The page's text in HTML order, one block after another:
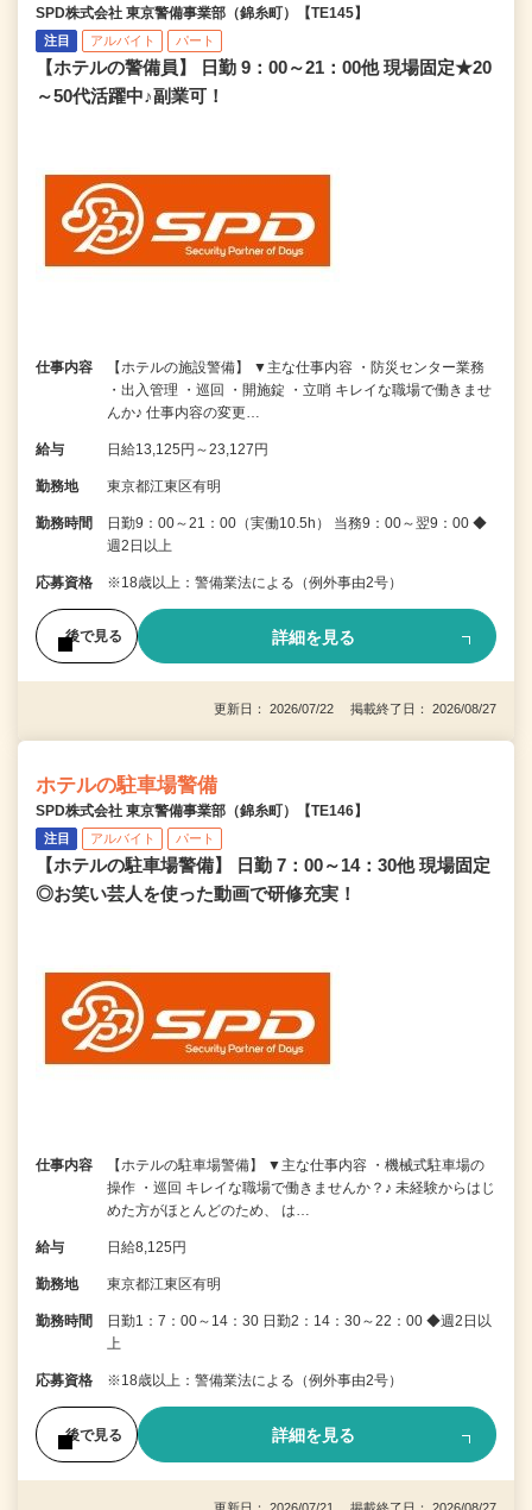
SPD株式会社 東京警備事業部（錦糸町）【TE145】
注目 アルバイト パート
【ホテルの警備員】 日勤 9：00～21：00他 現場固定★20
～50代活躍中♪副業可！
仕事内容
【ホテルの施設警備】 ▼主な仕事内容 ・防災センター業務
・出入管理 ・巡回 ・開施錠 ・立哨 キレイな職場で働きませ
んか♪ 仕事内容の変更…
給与 日給13,125円～23,127円
勤務地 東京都江東区有明
勤務時間
日勤9：00～21：00（実働10.5h） 当務9：00～翌9：00 ◆
週2日以上
応募資格 ※18歳以上：警備業法による（例外事由2号）
後で見る 詳細を見る
更新日： 2026/07/22 掲載終了日： 2026/08/27
ホテルの駐車場警備
SPD株式会社 東京警備事業部（錦糸町）【TE146】
注目 アルバイト パート
【ホテルの駐車場警備】 日勤 7：00～14：30他 現場固定
◎お笑い芸人を使った動画で研修充実！
仕事内容
【ホテルの駐車場警備】 ▼主な仕事内容 ・機械式駐車場の
操作 ・巡回 キレイな職場で働きませんか？♪ 未経験からはじ
めた方がほとんどのため、 は…
給与 日給8,125円
勤務地 東京都江東区有明
勤務時間
日勤1：7：00～14：30 日勤2：14：30～22：00 ◆週2日以
上
応募資格 ※18歳以上：警備業法による（例外事由2号）
後で見る 詳細を見る